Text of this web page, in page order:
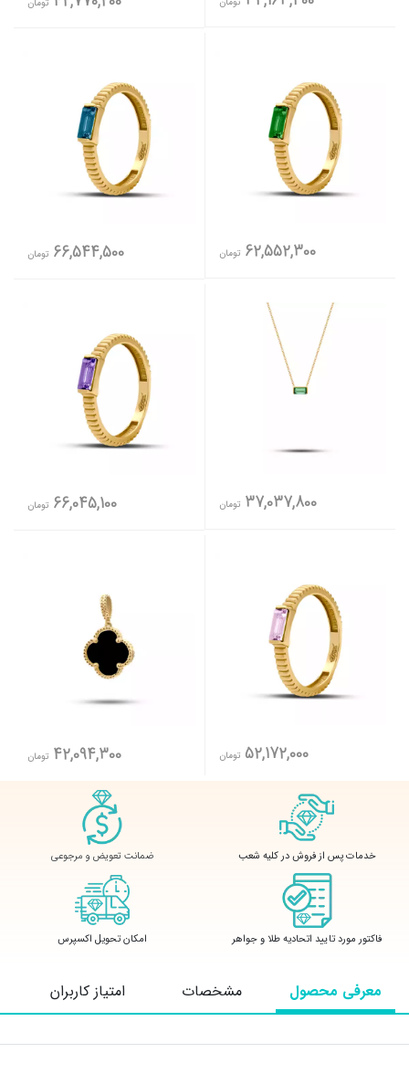
تومان
62,552,300 تومان 66,544,500 تومان
37,037,800 تومان 66,045,100 تومان
52,172,000 تومان 42,094,300 تومان
خدمات پس از فروش در کلیه شعب ضمانت تعویض و مرجوعی
فاکتور مورد تایید اتحادیه طلا و جواهر امکان تحویل اکسپرس
معرفی محصول مشخصات امتیاز کاربران